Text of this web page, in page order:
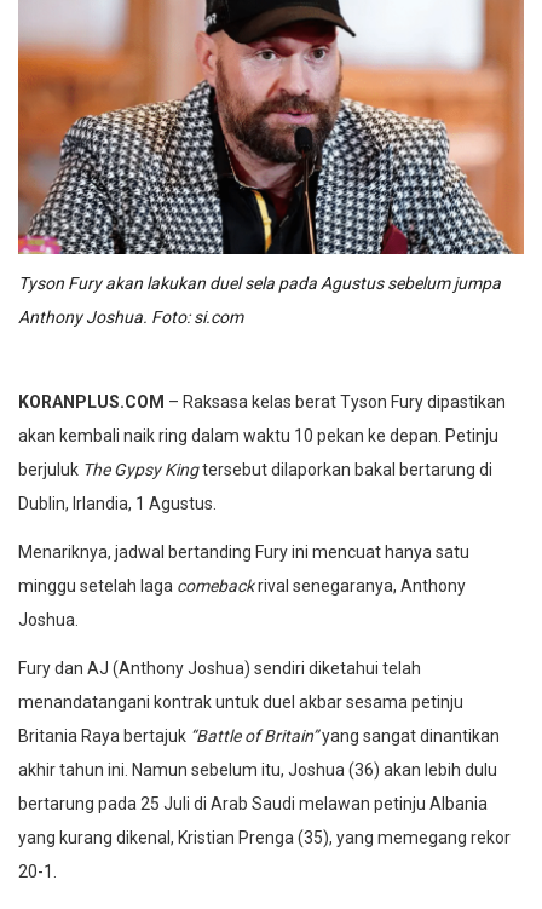
Tyson Fury akan lakukan duel sela pada Agustus sebelum jumpa
Anthony Joshua. Foto: si.com
KORANPLUS.COM – Raksasa kelas berat Tyson Fury dipastikan
akan kembali naik ring dalam waktu 10 pekan ke depan. Petinju
berjuluk The Gypsy Kingtersebut dilaporkan bakal bertarung di
Dublin, Irlandia, 1 Agustus.
Menariknya, jadwal bertanding Fury ini mencuat hanya satu
minggu setelah laga comebackrival senegaranya, Anthony
Joshua.
Fury dan AJ (Anthony Joshua) sendiri diketahui telah
menandatangani kontrak untuk duel akbar sesama petinju
Britania Raya bertajuk “Battle of Britain”yang sangat dinantikan
akhir tahun ini. Namun sebelum itu, Joshua (36) akan lebih dulu
bertarung pada 25 Juli di Arab Saudi melawan petinju Albania
yang kurang dikenal, Kristian Prenga (35), yang memegang rekor
20-1.